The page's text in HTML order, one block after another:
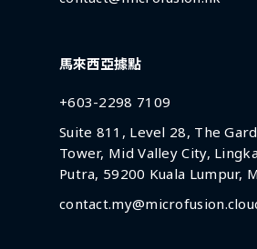
馬來西亞據點
+603-2298 7109
Suite 811, Level 28, The
Tower, Mid Valley City,
Putra, 59200 Kuala Lumpur,